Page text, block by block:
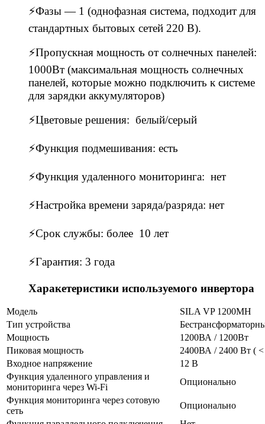
⚡Фазы — 1 (однофазная система, подходит для
стандартных бытовых сетей 220 В).
⚡Пропускная мощность от солнечных панелей:
1000Вт (максимальная мощность солнечных
панелей, которые можно подключить к системе
для зарядки аккумуляторов)
⚡Цветовые решения: белый/серый
⚡Функция подмешивания: есть
⚡Функция удаленного мониторинга: нет
⚡Настройка времени заряда/разряда: нет
⚡Срок службы: более 10 лет
⚡Гарантия: 3 года
Харакетеристики используемого инвертора
Модель
SILA VP 1200MH
Тип устройства
Мощность
1200ВА / 1200Вт
Пиковая мощность
2400ВА / 2400 Вт ( <
Входное напряжение
12 В
Функция удаленного управления и
мониторинга через Wi-Fi
Опционально
Функция мониторинга через сотовую
сеть
Опционально